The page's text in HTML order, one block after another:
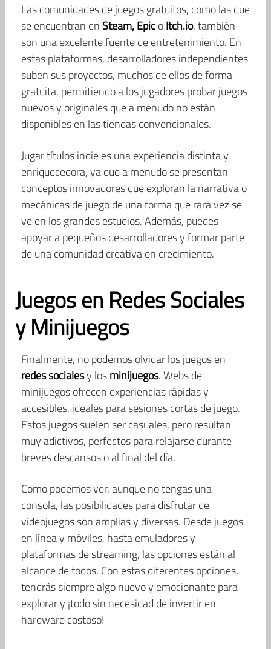
Las comunidades de juegos gratuitos, como las que
se encuentran en Steam, EpicoItch.io, también
son una excelente fuente de entretenimiento. En
estas plataformas, desarrolladores independientes
suben sus proyectos, muchos de ellos de forma
gratuita, permitiendo a los jugadores probar juegos
nuevos y originales que a menudo no están
disponibles en las tiendas convencionales.
Jugar títulos indie es una experiencia distinta y
enriquecedora, ya que a menudo se presentan
conceptos innovadores que exploran la narrativa o
mecánicas de juego de una forma que rara vez se
ve en los grandes estudios. Además, puedes
apoyar a pequeños desarrolladores y formar parte
de una comunidad creativa en crecimiento.
Juegos en Redes Sociales
y Minijuegos
Finalmente, no podemos olvidar los juegos en
redes socialesy losminijuegos. Webs de
minijuegos ofrecen experiencias rápidas y
accesibles, ideales para sesiones cortas de juego.
Estos juegos suelen ser casuales, pero resultan
muy adictivos, perfectos para relajarse durante
breves descansos o al final del día.
Como podemos ver, aunque no tengas una
consola, las posibilidades para disfrutar de
videojuegos son amplias y diversas. Desde juegos
en línea y móviles, hasta emuladores y
plataformas de streaming, las opciones están al
alcance de todos. Con estas diferentes opciones,
tendrás siempre algo nuevo y emocionante para
explorar y ¡todo sin necesidad de invertir en
hardware costoso!